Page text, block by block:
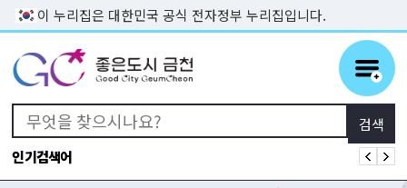
본문 바로가기
이 누리집은 대한민국 공식 전자정부 누리집입니다.
인기검색어